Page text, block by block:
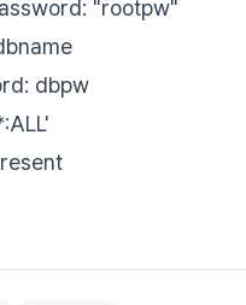
"rootpw"
dbpw